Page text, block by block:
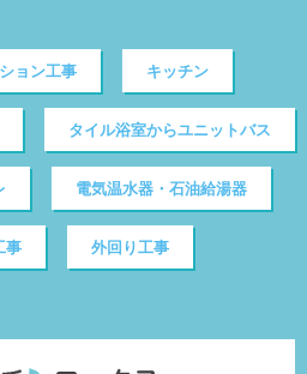
ョン工事 キッチン
タイル浴室からユニットバス
電気温水器・石油給湯器
事 外回り工事